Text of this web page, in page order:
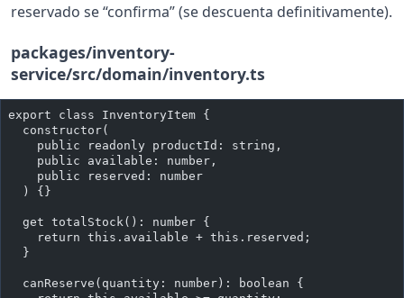
reservado se “confirma” (se descuenta definitivamente).
packages/inventory-
service/src/domain/inventory.ts
export class InventoryItem {
  constructor(
    public readonly productId: string,
    public available: number,
    public reserved: number
  ) {}
  get totalStock(): number {
    return this.available + this.reserved;
  }
  canReserve(quantity: number): boolean {